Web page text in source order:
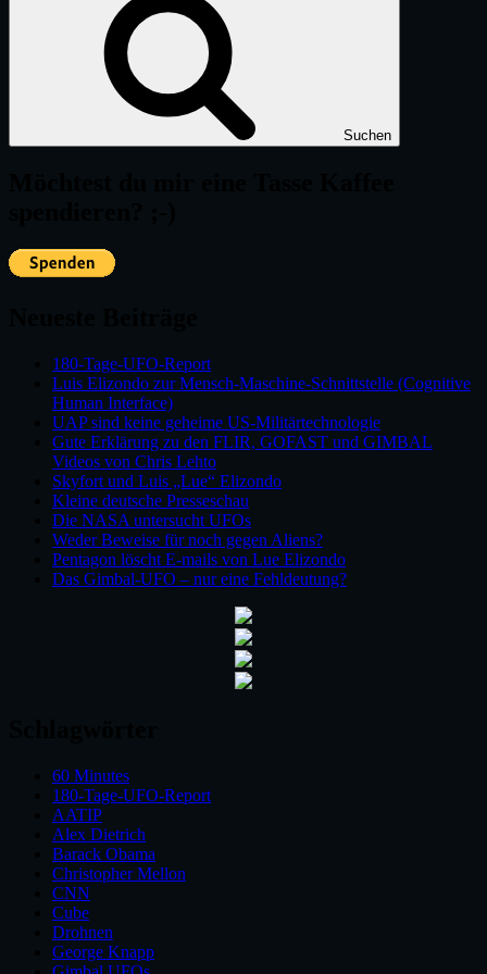
Suchen
180-Tage-UFO-Report
Luis Elizondo zur Mensch-Maschine-Schnittstelle (Cognitive
Human Interface)
UAP sind keine geheime US-Militärtechnologie
Gute Erklärung zu den FLIR, GOFAST und GIMBAL
Videos von Chris Lehto
Skyfort und Luis „Lue“ Elizondo
Kleine deutsche Presseschau
Die NASA untersucht UFOs
Weder Beweise für noch gegen Aliens?
Pentagon löscht E-mails von Lue Elizondo
Das Gimbal-UFO – nur eine Fehldeutung?
60 Minutes
180-Tage-UFO-Report
AATIP
Alex Dietrich
Barack Obama
Christopher Mellon
CNN
Cube
Drohnen
George Knapp